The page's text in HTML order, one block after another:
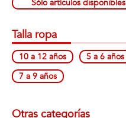
Sólo artículos disponibles
Talla ropa
10 a 12 años
5 a 6 años
7 a 9 años
Otras categorías